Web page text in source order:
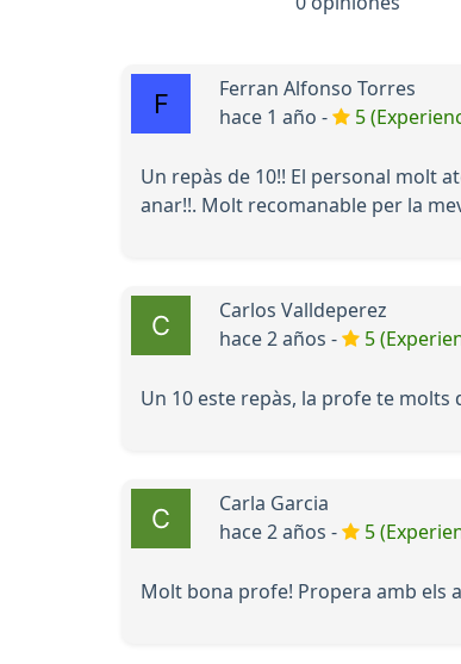
Ferran Alfonso Torres
hace 1 año -
5
Un repàs de 10!! El personal molt
anar!!. Molt recomanable per la
Carlos Valldeperez
hace 2 años -
5
Un 10 este repàs, la profe te molts
Carla Garcia
hace 2 años -
5
Molt bona profe! Propera amb els